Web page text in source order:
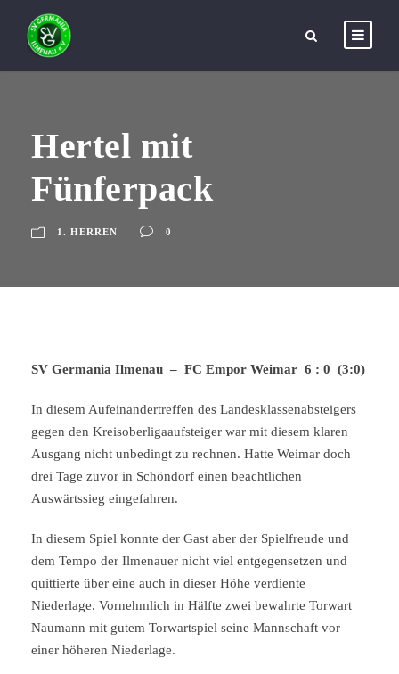
Hertel mit
Fünferpack
1. HERREN 0
SV Germania Ilmenau – FC Empor Weimar 6 : 0 (3:0)
In diesem Aufeinandertreffen des Landesklassenabsteigers
gegen den Kreisoberligaaufsteiger war mit diesem klaren
Ausgang nicht unbedingt zu rechnen. Hatte Weimar doch
drei Tage zuvor in Schöndorf einen beachtlichen
Auswärtssieg eingefahren.
In diesem Spiel konnte der Gast aber der Spielfreude und
dem Tempo der Ilmenauer nicht viel entgegensetzen und
quittierte über eine auch in dieser Höhe verdiente
Niederlage. Vornehmlich in Hälfte zwei bewahrte Torwart
Naumann mit gutem Torwartspiel seine Mannschaft vor
einer höheren Niederlage.